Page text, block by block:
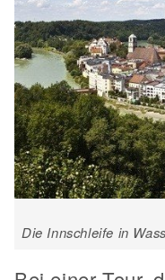
Die Innschleife in